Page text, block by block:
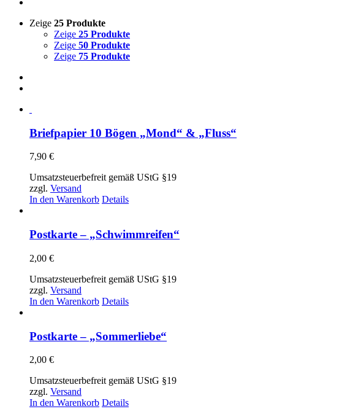
Zeige 25 Produkte
Zeige 25 Produkte
Zeige 50 Produkte
Zeige 75 Produkte
Briefpapier 10 Bögen „Mond“ & „Fluss“
7,90 €
Umsatzsteuerbefreit gemäß UStG §19
zzgl. Versand
In den Warenkorb Details
Postkarte – „Schwimmreifen“
2,00 €
Umsatzsteuerbefreit gemäß UStG §19
zzgl. Versand
In den Warenkorb Details
Postkarte – „Sommerliebe“
2,00 €
Umsatzsteuerbefreit gemäß UStG §19
zzgl. Versand
In den Warenkorb Details